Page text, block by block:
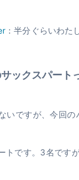
：半分ぐらいわ
ックスパート
いですが、今回の
トです。3名です